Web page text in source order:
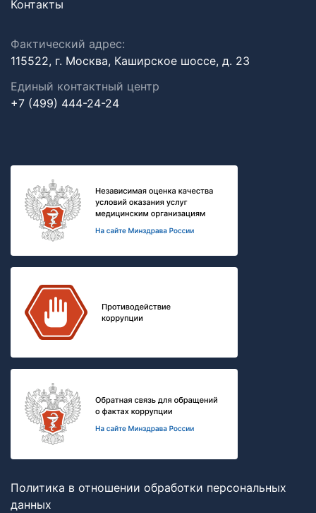
Контакты
Фактический адрес:
115522, г. Москва, Каширское шоссе, д. 23
Единый контактный центр
+7 (499) 444-24-24
Политика в отношении обработки персональных
данных